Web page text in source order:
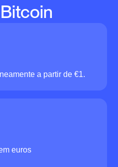
a partir de €1.
euros